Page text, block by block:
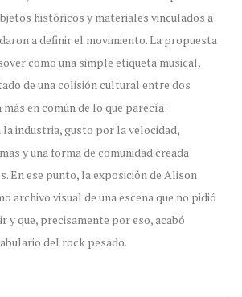
históricos y materiales vinculados a
a definir el movimiento. La propuesta
como una simple etiqueta musical,
de una colisión cultural entre dos
en común de lo que parecía:
la industria, gusto por la velocidad,
y una forma de comunidad creada
En ese punto, la exposición de Alison
archivo visual de una escena que no pidió
y que, precisamente por eso, acabó
del rock pesado.